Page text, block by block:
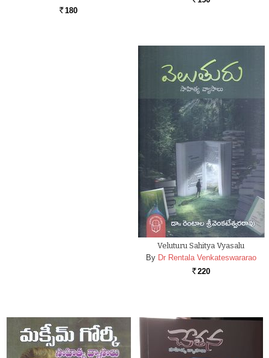
Rs. 180
Veluturu Sahitya Vyasalu
By Dr Rentala Venkateswararao
Rs. 220